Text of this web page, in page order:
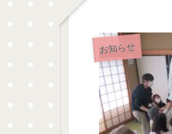
お知らせ